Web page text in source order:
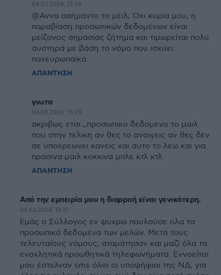
04.03.2024, 15:56
@Αννα ασήμαντο το μέιλ; Όχι κυρία μου, η
παραβίαση προσωπικών δεδομένων είναι
μείζονος σημασίας ζήτημα και τιμωρείται πολύ
αυστηρά με βάση το νόμο που ισχύει
πανευρωπαϊκά.
ΑΠΑΝΤΗΣΗ
γιωτα
04.03.2024, 15:24
ακριβως ετσι ,,προσωπικο δεδομενο το μαιλ
που στην τελικη αν θες το ανοιγεις αν θες δεν
σε υποχρεωνει κανεις και αυτο το λεω και για
πρασινα μαιλ κοκκινα μπλε κτλ κτλ
ΑΠΑΝΤΗΣΗ
Από την εμπειρία μου η διαρροή είναι γενικότερη.
04.03.2024, 15:12
Εμάς ο Σύλλογος εν ψυχρω πουλούσε ολα τα
προσωπικά δεδομένα των μελών. Μετά τους
τελευταίους νόμους, σταμάτησαν και μαζί όλα τα
ενοχλητικά προωθητικά τηλεφωνήματα. Εννοείται
μου έστελναν sms όλοι οι υποψήφιοι της ΝΔ, για